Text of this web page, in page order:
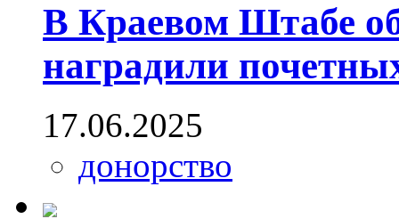
В Краевом Штабе
наградили
17.06.2025
донорство